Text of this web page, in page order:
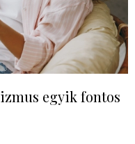
egyik fontos